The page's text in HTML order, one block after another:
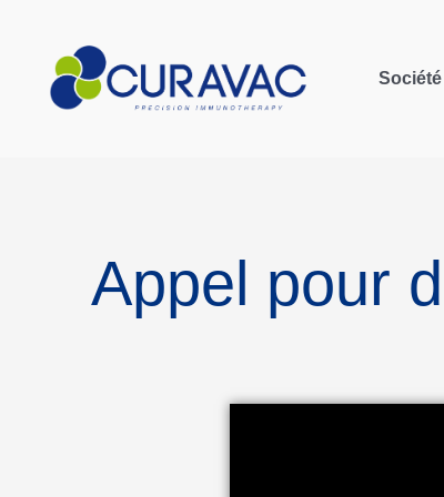
Société
Appel pour